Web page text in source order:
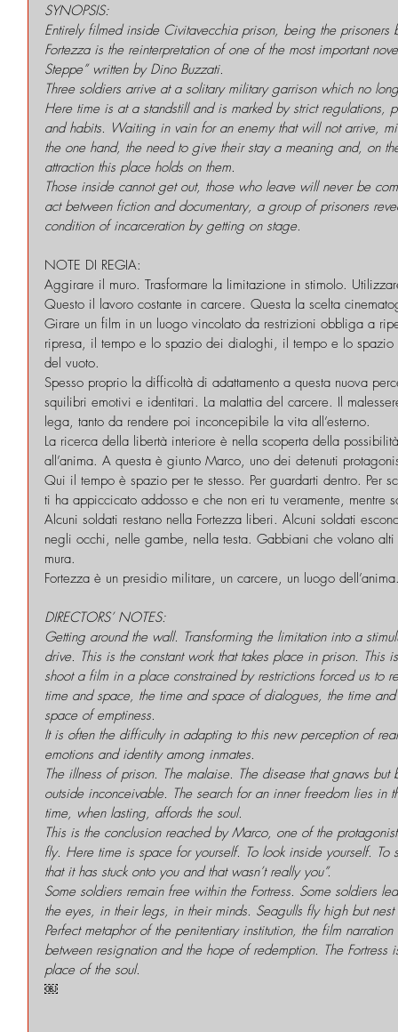
SYNOPSIS:
Entirely filmed inside Civitavecchia prison, being the prisoners
Fortezza is the reinterpretation of one of the most important
Steppe” written by Dino Buzzati.
Three soldiers arrive at a solitary military garrison which no
Here time is at a standstill and is marked by strict regulations,
and habits. Waiting in vain for an enemy that will not arrive,
the one hand, the need to give their stay a meaning and, on
attraction this place holds on them.
Those inside cannot get out, those who leave will never be
act between fiction and documentary, a group of prisoners
condition of incarceration by getting on stage.
NOTE DI REGIA:
Aggirare il muro. Trasformare la limitazione in stimolo.
Questo il lavoro costante in carcere. Questa la scelta
Girare un film in un luogo vincolato da restrizioni obbliga a
ripresa, il tempo e lo spazio dei dialoghi, il tempo e lo
del vuoto.
Spesso proprio la difficoltà di adattamento a questa nuova
squilibri emotivi e identitari. La malattia del carcere. Il
lega, tanto da rendere poi inconcepibile la vita all’esterno.
La ricerca della libertà interiore è nella scoperta della
all’anima. A questa è giunto Marco, uno dei detenuti
Qui il tempo è spazio per te stesso. Per guardarti dentro. Per
ti ha appiccicato addosso e che non eri tu veramente, mentre
Alcuni soldati restano nella Fortezza liberi. Alcuni soldati
negli occhi, nelle gambe, nella testa. Gabbiani che volano
mura.
Fortezza è un presidio militare, un carcere, un luogo
DIRECTORS’ NOTES:
Getting around the wall. Transforming the limitation into a
drive. This is the constant work that takes place in prison.
shoot a film in a place constrained by restrictions forced us to
time and space, the time and space of dialogues, the time
space of emptiness.
It is often the difficulty in adapting to this new perception of
emotions and identity among inmates.
The illness of prison. The malaise. The disease that gnaws
outside inconceivable. The search for an inner freedom lies in
time, when lasting, affords the soul.
This is the conclusion reached by Marco, one of the
fly. Here time is space for yourself. To look inside yourself.
that it has stuck onto you and that wasn’t really you”.
Some soldiers remain free within the Fortress. Some soldiers
the eyes, in their legs, in their minds. Seagulls fly high but
Perfect metaphor of the penitentiary institution, the film
between resignation and the hope of redemption. The
place of the soul.
￼